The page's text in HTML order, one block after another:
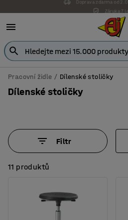
Pracovní židle Dílenské stoličky
Dílenské stoličky
Filtr
11 produktů